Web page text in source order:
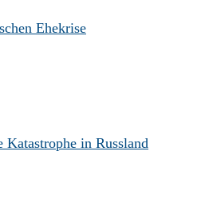
Ehekrise
in Russland